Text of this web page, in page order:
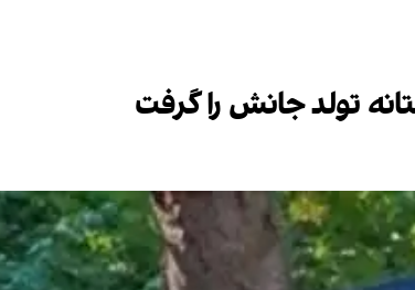
تولد جانش را گرفت